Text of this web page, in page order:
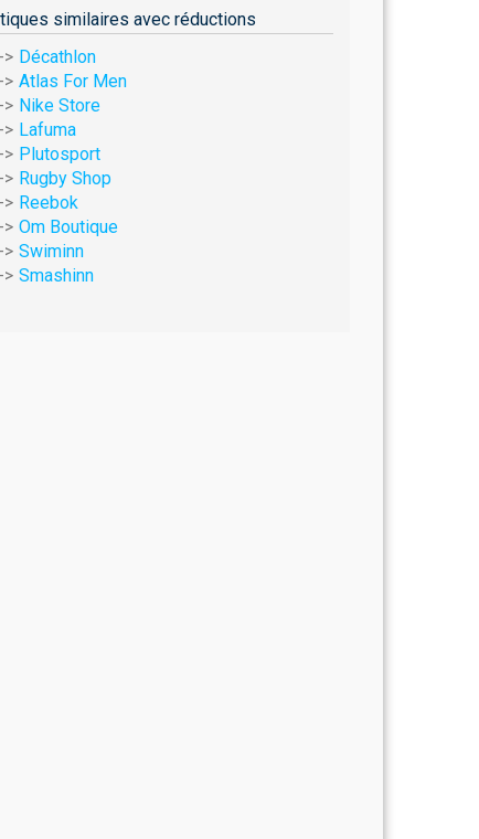
similaires avec réductions
Décathlon
Atlas For Men
Nike Store
Lafuma
Plutosport
Rugby Shop
Reebok
Om Boutique
Swiminn
Smashinn